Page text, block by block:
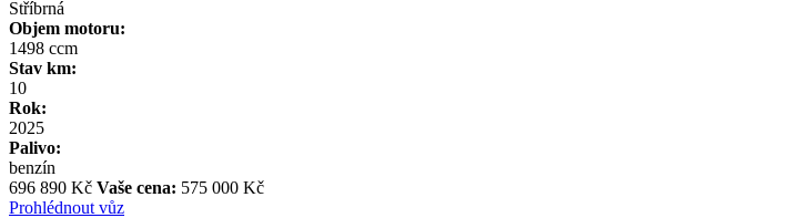
Stříbrná
Objem motoru:
1498 ccm
Stav km:
10
Rok:
2025
Palivo:
benzín
696 890 Kč Vaše cena: 575 000 Kč
Prohlédnout vůz